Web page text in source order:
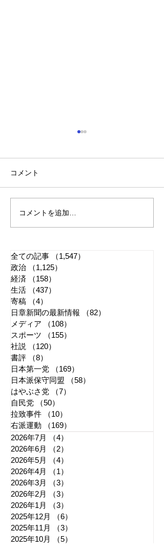
れいわ・山本太郎が代表
辞任 日本第一党・桜井
コメント
コメントを追加…
全ての記事 （1,547）
政治
（1,125）
経済
（158）
生活
（437）
寄稿
（4）
日章新聞の最新情報
（82）
メディア
（108）
スポーツ
（155）
社説
（120）
書評
（8）
日本第一党
（169）
日本派保守同盟
（58）
はやぶさ党
（7）
自民党
（50）
拉致事件
（10）
右派運動
（169）
2026年7月
（4）
2026年6月
（2）
2026年5月
（4）
2026年4月
（1）
2026年3月
（3）
2026年2月
（3）
2026年1月
（3）
2025年12月
（6）
2025年11月
（3）
2025年10月
（5）